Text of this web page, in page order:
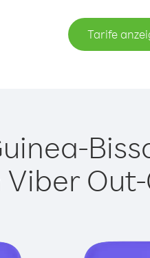
Tarife
Viber